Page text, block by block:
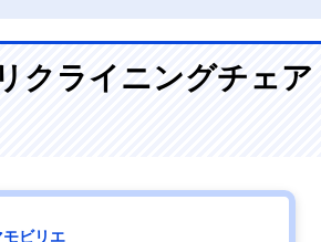
クライニングチェア
モビリエ